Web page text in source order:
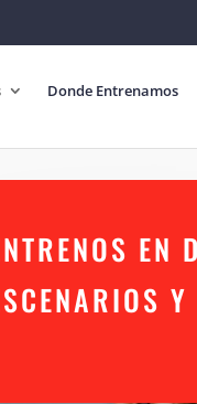
Donde Entrenamos
EN